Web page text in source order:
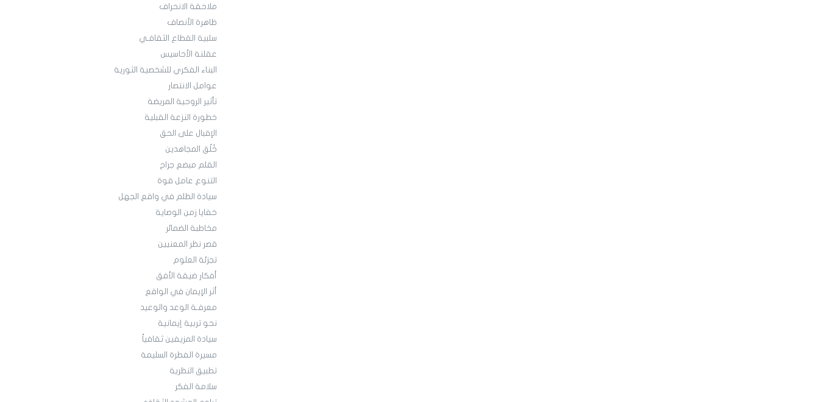
ملاحقة الانحراف
ظاهرة الأنصاف
سلبية القطاع الثقافـي
عقلنة الأحاسيس
البناء الفكري للشخصية الثورية
عوامل الانتصار
تأثير الروحية المريضة
خطورة النزعة القبلية
الإقبال على الحق
خُلُق المجاهدين
القلم مبضع جراح
التنوع عامل قوة
سيادة الظلم في واقع الجهل
خفايا زمن الوصاية
مخاطبة الضمائر
قصر نظر المعنيين
تجزئة العلوم
أفكار ضيقة الأفق
أثر الإيمان في الواقع
معرفـة الوعد والوعيد
نحو تربية إيمانية
سيادة المزيفين ثقافياً
مسيرة الفطرة السليمة
تطبيق النظرية
سلامة الفكر